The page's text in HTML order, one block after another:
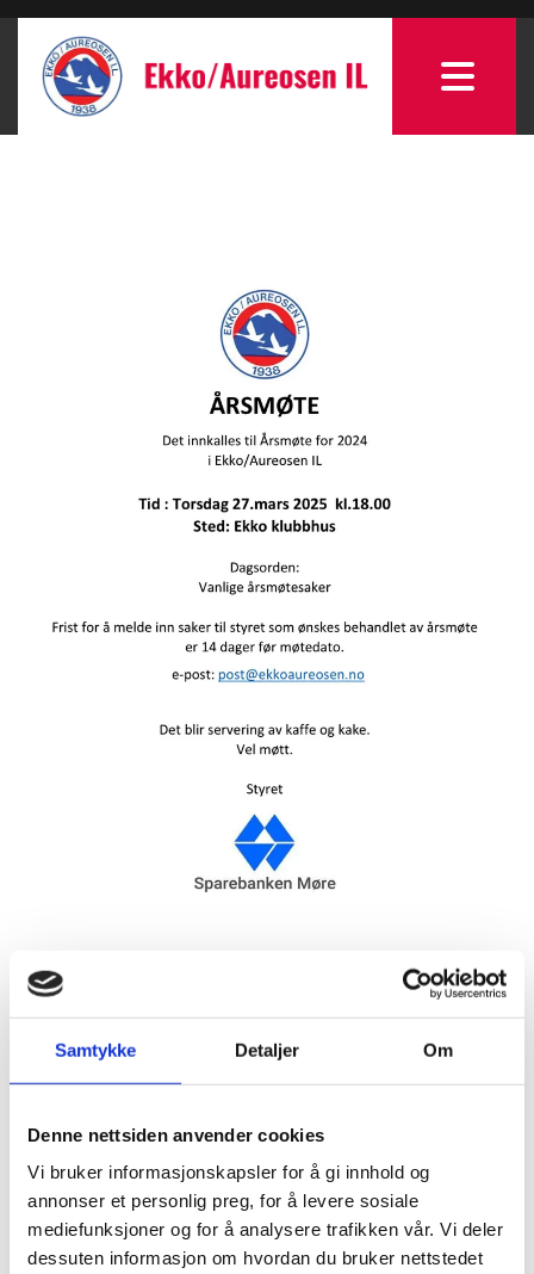
Samtykke Detaljer Om
Denne nettsiden anvender cookies
Vi bruker informasjonskapsler for å gi innhold og
annonser et personlig preg, for å levere sosiale
mediefunksjoner og for å analysere trafikken vår. Vi deler
dessuten informasjon om hvordan du bruker nettstedet
ÅRSMØTE